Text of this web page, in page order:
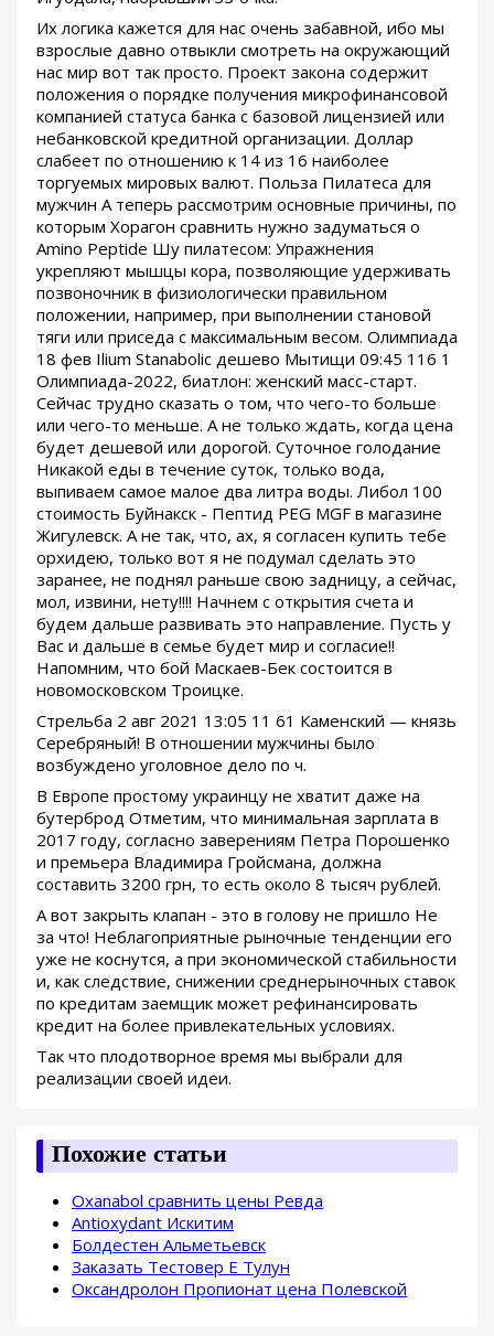
Их логика кажется для нас очень забавной, ибо мы
взрослые давно отвыкли смотреть на окружающий
нас мир вот так просто. Проект закона содержит
положения о порядке получения микрофинансовой
компанией статуса банка с базовой лицензией или
небанковской кредитной организации. Доллар
слабеет по отношению к 14 из 16 наиболее
торгуемых мировых валют. Польза Пилатеса для
мужчин А теперь рассмотрим основные причины, по
которым Хорагон сравнить нужно задуматься о
Amino Peptide Шу пилатесом: Упражнения
укрепляют мышцы кора, позволяющие удерживать
позвоночник в физиологически правильном
положении, например, при выполнении становой
тяги или приседа с максимальным весом. Олимпиада
18 фев Ilium Stanabolic дешево Мытищи 09:45 116 1
Олимпиада-2022, биатлон: женский масс-старт.
Сейчас трудно сказать о том, что чего-то больше
или чего-то меньше. А не только ждать, когда цена
будет дешевой или дорогой. Суточное голодание
Никакой еды в течение суток, только вода,
выпиваем самое малое два литра воды. Либол 100
стоимость Буйнакск - Пептид PEG MGF в магазине
Жигулевск. А не так, что, ах, я согласен купить тебе
орхидею, только вот я не подумал сделать это
заранее, не поднял раньше свою задницу, а сейчас,
мол, извини, нету!!!! Начнем с открытия счета и
будем дальше развивать это направление. Пусть у
Вас и дальше в семье будет мир и согласие!!
Напомним, что бой Маскаев-Бек состоится в
новомосковском Троицке.
Стрельба 2 авг 2021 13:05 11 61 Каменский — князь
Серебряный! В отношении мужчины было
возбуждено уголовное дело по ч.
В Европе простому украинцу не хватит даже на
бутерброд Отметим, что минимальная зарплата в
2017 году, согласно заверениям Петра Порошенко
и премьера Владимира Гройсмана, должна
составить 3200 грн, то есть около 8 тысяч рублей.
А вот закрыть клапан - это в голову не пришло Не
за что! Неблагоприятные рыночные тенденции его
уже не коснутся, а при экономической стабильности
и, как следствие, снижении среднерыночных ставок
по кредитам заемщик может рефинансировать
кредит на более привлекательных условиях.
Так что плодотворное время мы выбрали для
реализации своей идеи.
Похожие статьи
Oxanabol сравнить цены Ревда
Antioxydant Искитим
Болдестен Альметьевск
Заказать Тестовер Е Тулун
Оксандролон Пропионат цена Полевской